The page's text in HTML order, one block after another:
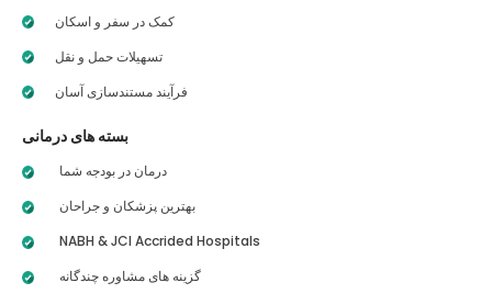
کمک در سفر و اسکان
تسهیلات حمل و نقل
فرآیند مستندسازی آسان
بسته های درمانی
درمان در بودجه شما
بهترین پزشکان و جراحان
NABH & JCI Accrided Hospitals
گزینه های مشاوره چندگانه